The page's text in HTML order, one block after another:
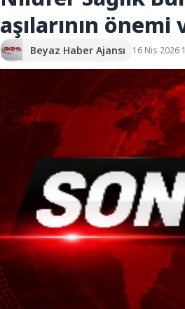
aşılarının önemi
Beyaz Haber Ajansı 16 Nis 2026